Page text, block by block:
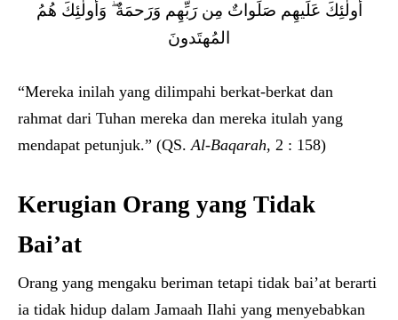
أُولٰئِكَ عَلَيهِم صَلَواتٌ مِن رَبِّهِم وَرَحمَةٌ ۖ وَأُولٰئِكَ هُمُ
المُهتَدونَ
“Mereka inilah yang dilimpahi berkat-berkat dan
rahmat dari Tuhan mereka dan mereka itulah yang
mendapat petunjuk.” (QS.Al-Baqarah, 2 : 158)
Kerugian Orang yang Tidak
Bai’at
Orang yang mengaku beriman tetapi tidak bai’at berarti
ia tidak hidup dalam Jamaah Ilahi yang menyebabkan